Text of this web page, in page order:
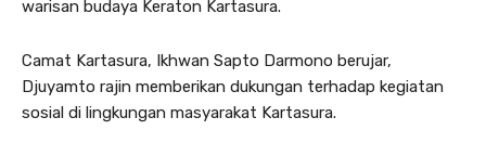
warisan budaya Keraton Kartasura.
Camat Kartasura, Ikhwan Sapto Darmono berujar,
Djuyamto rajin memberikan dukungan terhadap kegiatan
sosial di lingkungan masyarakat Kartasura.